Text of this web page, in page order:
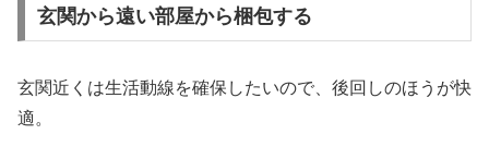
玄関から遠い部屋から梱包する
玄関近くは生活動線を確保したいので、後回しのほうが快
適。